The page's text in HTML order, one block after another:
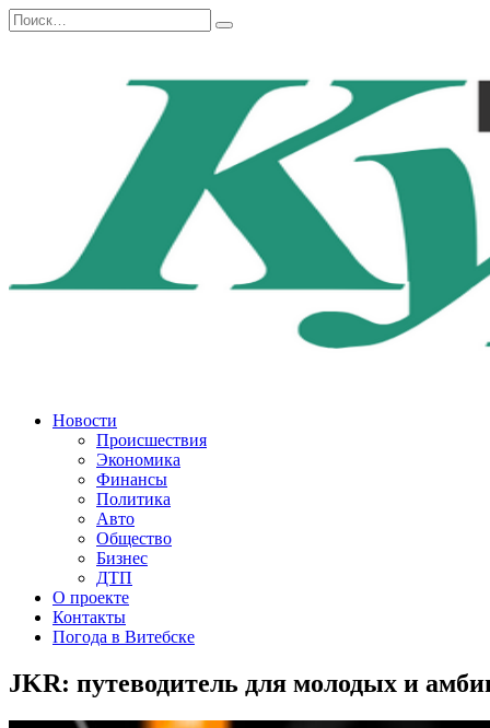
Перейти
к
Search
for:
Новости
Происшествия
Экономика
Финансы
Политика
Авто
Общество
Бизнес
ДТП
О проекте
Контакты
Погода в Витебске
JKR: путеводитель для молодых и